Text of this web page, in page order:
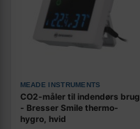
MEADE INSTRUMENTS
CO2-måler til indendørs brug
- Bresser Smile thermo-
hygro, hvid